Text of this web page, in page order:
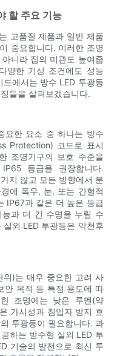
할 주요 기능
고품질 제품과 일반 제품
중요합니다. 이러한 조명
니라 집의 미관도 높여줍
양한 기상 조건에도 성능
에서는 방수 LED 투광등
들을 살펴보겠습니다.
요한 요소 중 하나는 방수
Protection) 코드로 표시
조명기구의 보호 수준을
등급을 권장합니다.
지 않고 모든 방향에서 분
에 폭우, 눈, 또는 간헐적
IP67과 같은 더 높은 등급
과 더 긴 수명을 누릴 수
외 LED 투광등은 악천후
위)는 매우 중요한 고려 사
안 목적 등 특정 용도에 따
조명에는 낮은 루멘(약
가시성과 침입자 방지 효
투광등이 필요합니다. 과
하는 방수형 실외 LED 투
기술의 발전으로 최신 투